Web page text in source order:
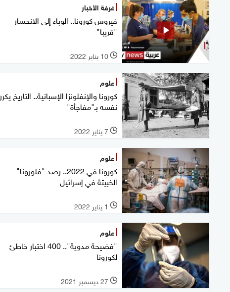
غرفة الأخبار
فيروس كورونا.. الوباء إلى الانحسار
"قريبا"
l 10 يناير 2022
علوم
كورونا والإنفلونزا الإسبانية.. التاريخ يكرر
نفسه بـ"مفاجأة"
l 7 يناير 2022
علوم
كورونا في 2022.. رصد "فلورونا"
الخبيثة في إسرائيل
l 1 يناير 2022
علوم
"فضيحة مدوية".. 400 اختبار خاطئ
لكورونا
l 27 ديسمبر 2021